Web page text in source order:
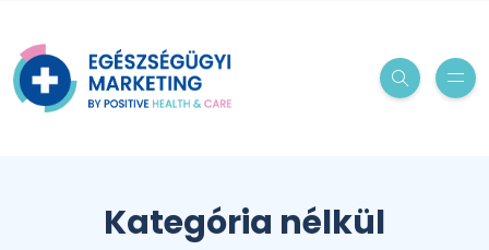
Kategória nélkül